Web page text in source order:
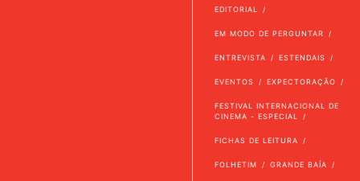
EDITORIAL
EM MODO DE PERGUNTAR
ENTREVISTA ESTENDAIS
EVENTOS EXPECTORAÇÃO
FESTIVAL INTERNACIONAL DE
CINEMA - ESPECIAL
FICHAS DE LEITURA
FOLHETIM GRANDE BAÍA